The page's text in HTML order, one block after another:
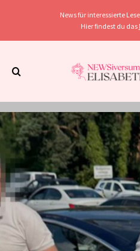
News für interessierte
Hier findest du das